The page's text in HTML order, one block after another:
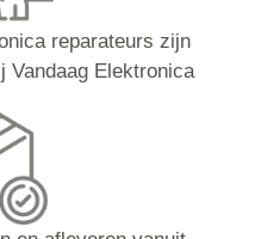
reparateurs zijn
Vandaag Elektronica